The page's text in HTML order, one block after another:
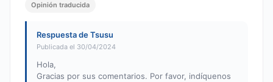
Opinión traducida
Respuesta de Tsusu
Publicada el 30/04/2024
Hola,
Gracias por sus comentarios. Por favor, indíquenos